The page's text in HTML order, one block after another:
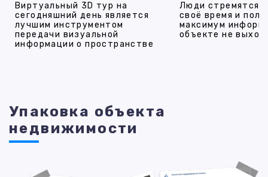
Виртуальный 3D тур на
сегодняшний день является
лучшим инструментом
передачи визуальной
информации о пространстве
Люди стремятся
своё время и
максимум
объекте не
Упаковка объекта
недвижимости